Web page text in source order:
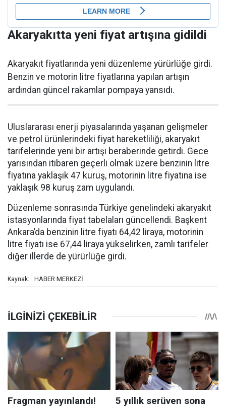
Akaryakıtta yeni fiyat artışına gidildi
Akaryakıt fiyatlarında yeni düzenleme yürürlüğe girdi.
Benzin ve motorin litre fiyatlarına yapılan artışın
ardından güncel rakamlar pompaya yansıdı.
Uluslararası enerji piyasalarında yaşanan gelişmeler
ve petrol ürünlerindeki fiyat hareketliliği, akaryakıt
tarifelerinde yeni bir artışı beraberinde getirdi. Gece
yarısından itibaren geçerli olmak üzere benzinin litre
fiyatına yaklaşık 47 kuruş, motorinin litre fiyatına ise
yaklaşık 98 kuruş zam uygulandı.
Düzenleme sonrasında Türkiye genelindeki akaryakıt
istasyonlarında fiyat tabelaları güncellendi. Başkent
Ankara’da benzinin litre fiyatı 64,42 liraya, motorinin
litre fiyatı ise 67,44 liraya yükselirken, zamlı tarifeler
diğer illerde de yürürlüğe girdi.
Kaynak: HABER MERKEZİ